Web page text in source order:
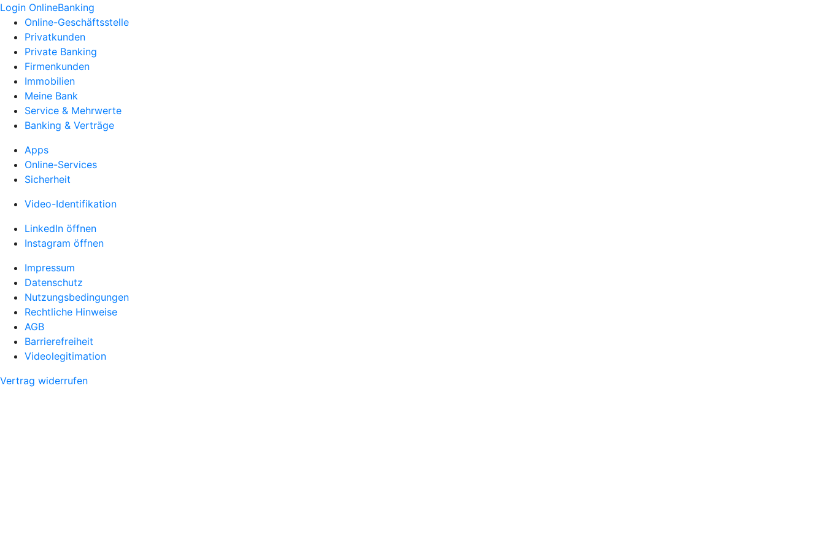
Login OnlineBanking
Online-Geschäftsstelle
Privatkunden
Private Banking
Firmenkunden
Immobilien
Meine Bank
Service & Mehrwerte
Banking & Verträge
Apps
Online-Services
Sicherheit
Video-Identifikation
LinkedIn öffnen
Instagram öffnen
Impressum
Datenschutz
Nutzungsbedingungen
Rechtliche Hinweise
AGB
Barrierefreiheit
Videolegitimation
Vertrag widerrufen